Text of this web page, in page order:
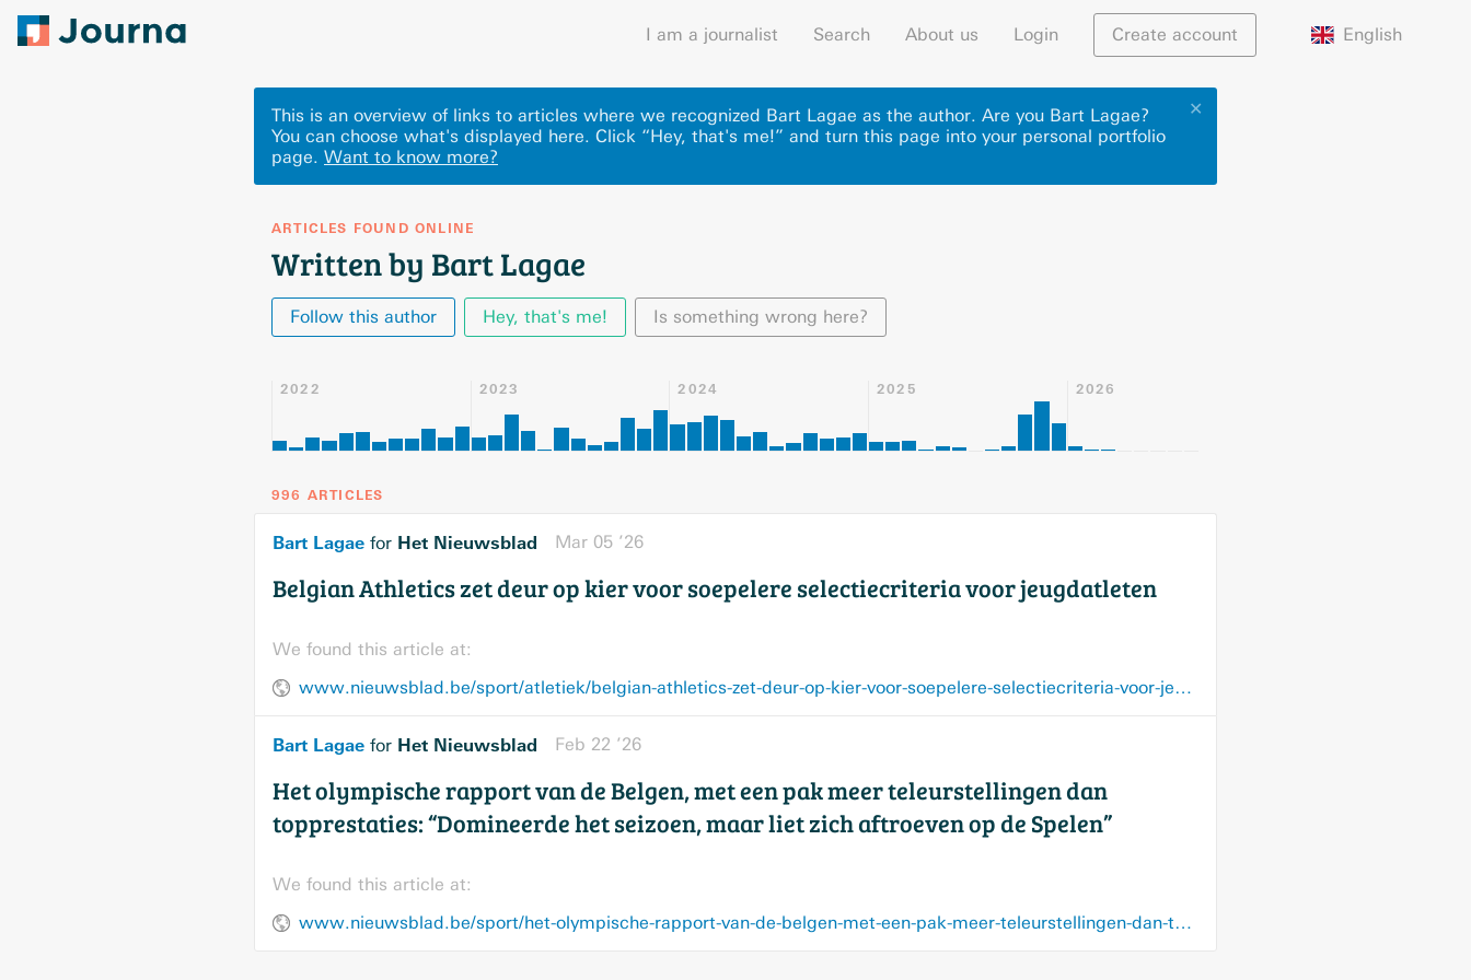
I am a journalist Search About us Login Create account English
✕
This is an overview of links to articles where we recognized Bart Lagae as the author. Are you Bart Lagae?
You can choose what's displayed here. Click “Hey, that's me!” and turn this page into your personal portfolio
page. Want to know more?
ARTICLES FOUND ONLINE
Written by Bart Lagae
Follow this author Hey, that's me! Is something wrong here?
2022 2023 2024 2025 2026
996 ARTICLES
Bart Lagae for Het Nieuwsblad Mar 05 ’26
Belgian Athletics zet deur op kier voor soepelere selectiecriteria voor jeugdatleten
We found this article at:
www.nieuwsblad.be/sport/atletiek/belgian-athletics-zet-deur-op-kier-voor-soepelere-selectiecriteria-voor-jeugdatleten/139211673.html
Bart Lagae for Het Nieuwsblad Feb 22 ’26
Het olympische rapport van de Belgen, met een pak meer teleurstellingen dan
topprestaties: “Domineerde het seizoen, maar liet zich aftroeven op de Spelen”
We found this article at:
www.nieuwsblad.be/sport/het-olympische-rapport-van-de-belgen-met-een-pak-meer-teleurstellingen-dan-topprestaties-domineerde-het-seizoen-maar-liet-zich-aftroeven-op-de-spelen/135858338.html